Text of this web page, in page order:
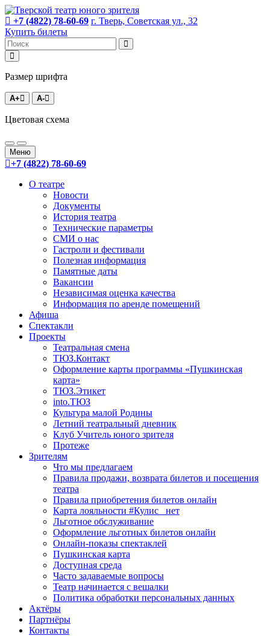
+7 (4822) 78-60-69 г. Тверь, Советская ул., 32
Купить билеты
Размер шрифта
A+ A-
Цветовая схема
Меню
+7 (4822) 78-60-69
О театре
Новости
Документы
История театра
Технические параметры
СМИ о нас
Гастроли и фестивали
Полезная информация
Памятные даты
Вакансии
Независимая оценка качества
Информация по аренде помещений
Афиша
Спектакли
Проекты
Театральная смена
ТЮЗ.Контакт
Оформление карты программы «Пушкинская
карта»
ТЮЗ.Этикет
into.ТЮЗ
Культура малой Родины
Летний театральный дневник
Клуб Учитель юного зрителя
Протеже
Зрителям
Что мы предлагаем
Правила продажи, возврата билетов и посещения
театра
Правила приобретения билетов онлайн
Карта лояльности #Кулис _нет
Льготное обслуживание
Оформление льготных билетов онлайн
Онлайн-показы спектаклей
Пушкинская карта
Доступная среда
Часто задаваемые вопросы
Театр начинается с вешалки
Политика обработки персональных данных
Актёры
Партнёры
Контакты